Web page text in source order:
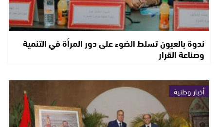
ندوة بالعيون تسلط الضوء على دور المرأة في التنمية
وصناعة القرار
أخبار وطنية